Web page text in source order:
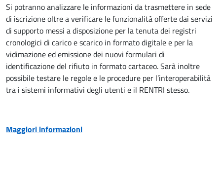
Si potranno analizzare le informazioni da trasmettere in sede
di iscrizione oltre a verificare le funzionalità offerte dai servizi
di supporto messi a disposizione per la tenuta dei registri
cronologici di carico e scarico in formato digitale e per la
vidimazione ed emissione dei nuovi formulari di
identificazione del rifiuto in formato cartaceo. Sarà inoltre
possibile testare le regole e le procedure per l’interoperabilità
tra i sistemi informativi degli utenti e il RENTRI stesso.
Maggiori informazioni